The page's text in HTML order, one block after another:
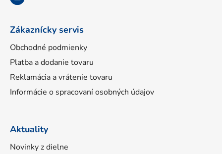
Zákaznícky servis
Obchodné podmienky
Platba a dodanie tovaru
Reklamácia a vrátenie tovaru
Informácie o spracovaní osobných údajov
Aktuality
Novinky z dielne